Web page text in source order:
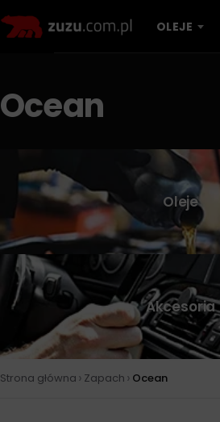
OLEJE
Ocean
Oleje
Akcesoria
Strona główna › Zapach › Ocean